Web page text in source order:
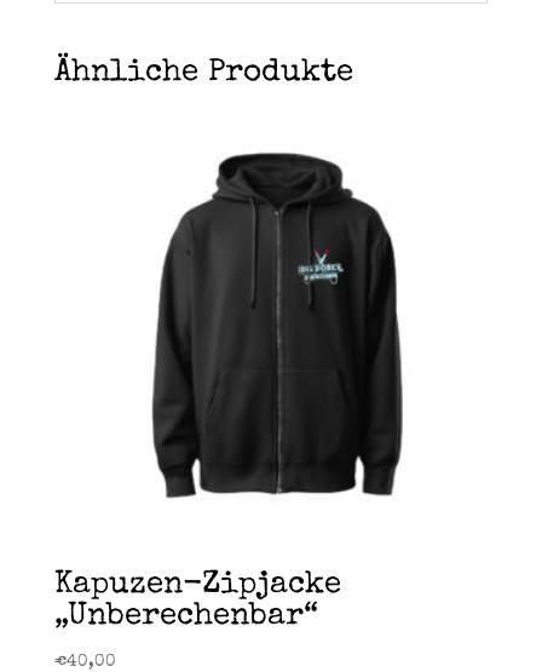
Ähnliche Produkte
Kapuzen-Zipjacke
„Unberechenbar“
€40,00